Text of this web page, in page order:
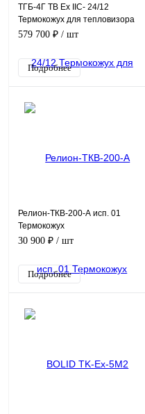
ТГБ-4Г ТВ Ех IIC- 24/12
Термокожух для тепловизора
взрывозащищенный
579 700 ₽ / шт
Подробнее
Релион-ТКВ-200-А исп. 01
Термокожух
взрывозащищенный
30 900 ₽ / шт
Подробнее